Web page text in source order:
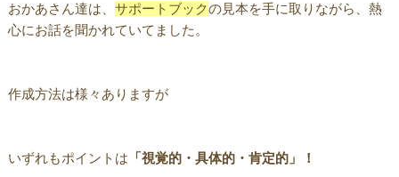
おかあさん達は、 サポートブックの見本を手に取りながら、熱
心にお話を聞かれていてました。
作成方法は様々ありますが
いずれもポイントは 「視覚的・具体的・肯定的」！